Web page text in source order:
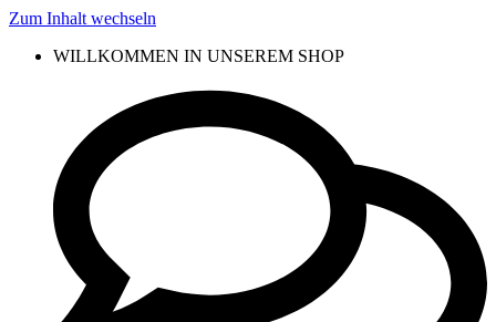
Zum Inhalt wechseln
WILLKOMMEN IN UNSEREM SHOP